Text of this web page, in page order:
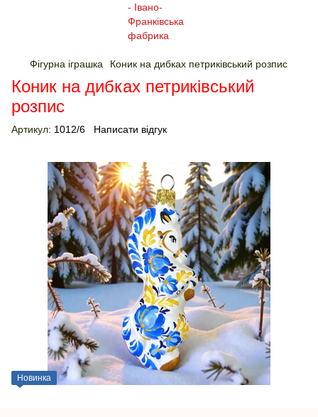
Фігурна іграшка Коник на дибках петриківський розпис
Коник на дибках петриківський
розпис
Артикул: 1012/6 Написати відгук
Новинка